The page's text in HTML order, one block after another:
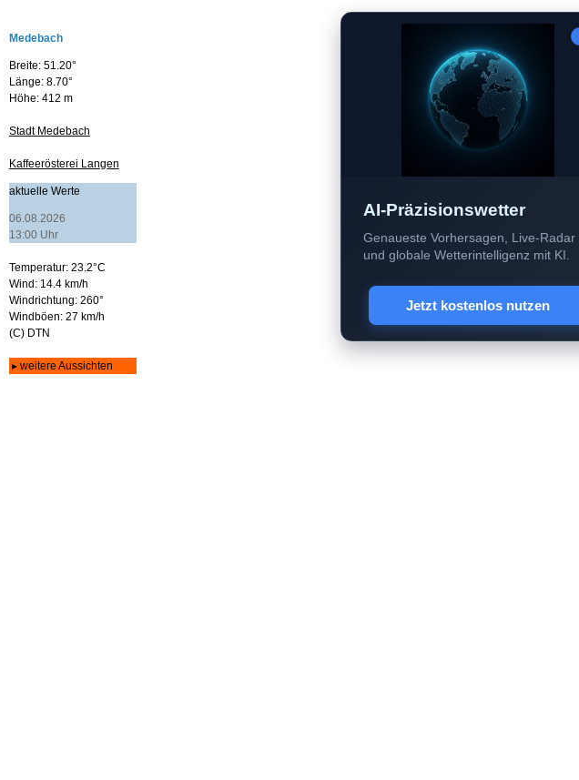
AI-Präzisionswetter
Genaueste Vorhersagen, Live-Radar
und globale Wetterintelligenz mit KI.
Jetzt kostenlos nutzen